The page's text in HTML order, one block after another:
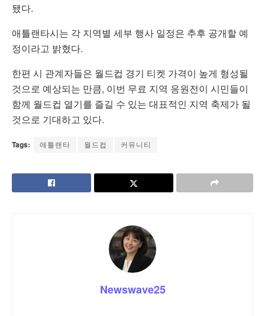
됐다.
애틀랜타시는 각 지역별 세부 행사 일정은 추후 공개할 예
정이라고 밝혔다.
한편 시 관계자들은 월드컵 경기 티켓 가격이 높게 형성될
것으로 예상되는 만큼, 이번 무료 지역 응원전이 시민들이
함께 월드컵 열기를 즐길 수 있는 대표적인 지역 축제가 될
것으로 기대하고 있다.
Tags: 애틀랜타 월드컵 커뮤니티
Newswave25